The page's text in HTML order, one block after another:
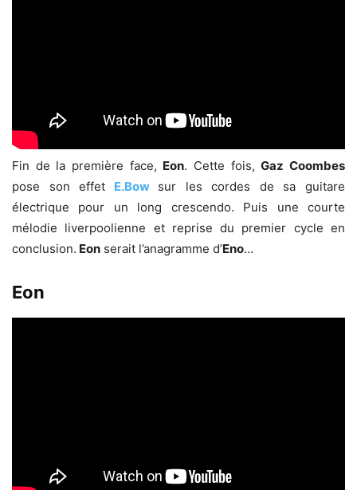
Fin de la première face, Eon. Cette fois,Gaz Coombes
pose son effet
E.Bow sur les cordes de sa guitare
électrique pour un long crescendo. Puis une courte
mélodie liverpoolienne et reprise du premier cycle en
conclusion. Eon serait l’anagramme d’Eno…
Eon